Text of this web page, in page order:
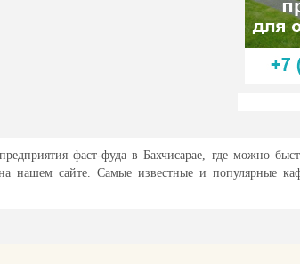
фаст-фуда в Бахчисарае, где можно
нашем сайте. Самые известные и популярные